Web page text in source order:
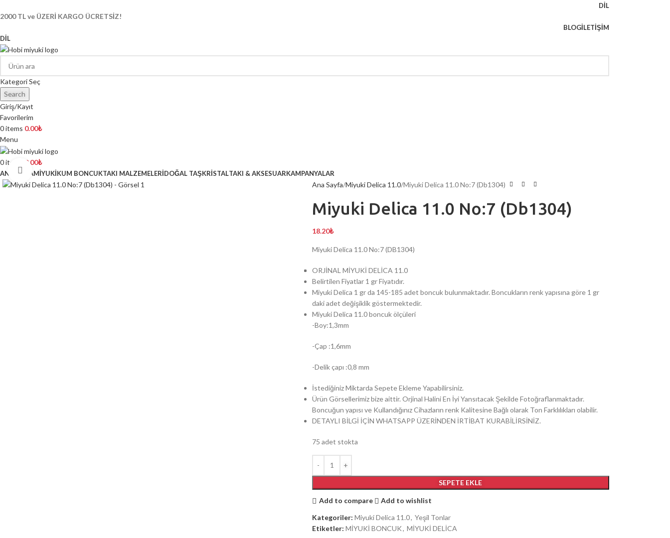
DIL
2000 TL ve ÜZERİ KARGO ÜCRETSİZ!
BLOGİLETIŞIM
DIL
Kategori Seç
Search
Giriş/Kayıt
Favorilerim
0items 0.00₺
Menu
0items 0.00₺
ANASAYFAMİYUKİKUM BONCUKTAKI MALZEMELERİDOĞAL TAŞKRİSTALTAKI & AKSESUARKAMPANYALAR
Click to enlarge
Ana Sayfa Miyuki Delica 11.0 Miyuki Delica 11.0 No:7 (Db1304)
Miyuki Delica 11.0 No:7 (Db1304)
18.20₺
Miyuki Delica 11.0 No:7 (DB1304)
ORJİNAL MİYUKİ DELİCA 11.0
Belirtilen Fiyatlar 1 gr Fiyatıdır.
Miyuki Delica 1 gr da 145-185 adet boncuk bulunmaktadır. Boncukların renk yapısına göre 1 gr
daki adet değişiklik göstermektedir.
Miyuki Delica 11.0 boncuk ölçüleri
-Boy:1,3mm
-Çap :1,6mm
-Delik çapı :0,8 mm
İstediğiniz Miktarda Sepete Ekleme Yapabilirsiniz.
Ürün Görsellerimiz bize aittir. Orjinal Halini En İyi Yansıtacak Şekilde Fotoğraflanmaktadır.
Boncuğun yapısı ve Kullandığınız Cihazların renk Kalitesine Bağlı olarak Ton Farklılıkları olabilir.
DETAYLI BİLGİ İÇİN WHATSAPP ÜZERİNDEN İRTİBAT KURABİLİRSİNİZ.
75 adet stokta
SEPETE EKLE
Add to compare
Add to wishlist
Kategoriler: Miyuki Delica 11.0, Yeşil Tonlar
Etiketler: MİYUKİ BONCUK, MİYUKİ DELİCA